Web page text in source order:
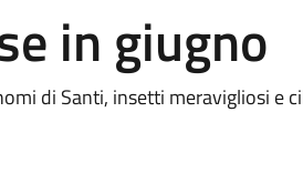
in giugno
di Santi, insetti meravigliosi e